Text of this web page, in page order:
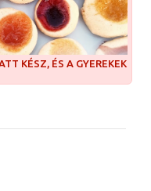
KÉSZ, ÉS A GYEREKEK